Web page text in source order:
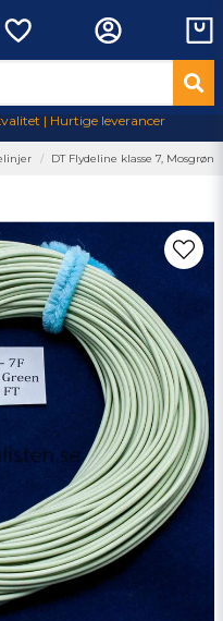
| Hurtige leverancer
DT Flydeline klasse 7, Mosgrøn